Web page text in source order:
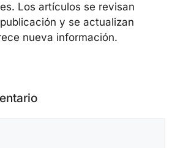
Los artículos se revisan
y se actualizan
nueva información.